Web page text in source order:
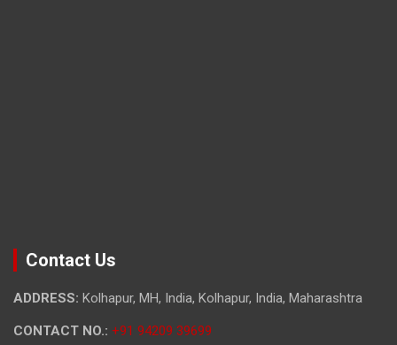
Contact Us
ADDRESS: Kolhapur, MH, India, Kolhapur, India, Maharashtra
CONTACT NO.: +91 94209 39699